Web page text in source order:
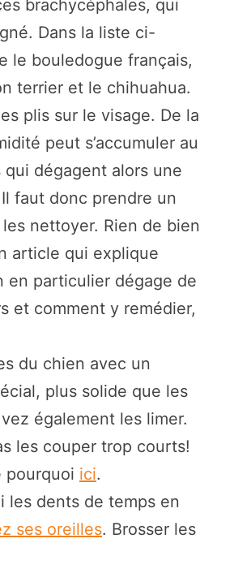
brachycéphales, qui
Dans la liste ci-
le bouledogue français,
terrier et le chihuahua.
plis sur le visage. De la
peut s’accumuler au
dégagent alors une
faut donc prendre un
nettoyer. Rien de bien
article qui explique
en particulier dégage de
et comment y remédier,
du chien avec un
plus solide que les
également les limer.
les couper trop courts!
pourquoi ici.
les dents de temps en
ses oreilles. Brosser les